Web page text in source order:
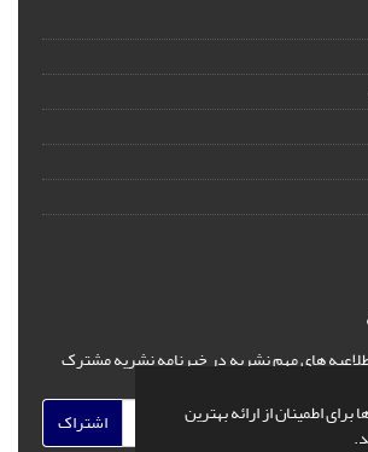
اطمینان از ارائه بهترین
های مهم نشریه در خبرنامه نشریه مشترک
اشتراک